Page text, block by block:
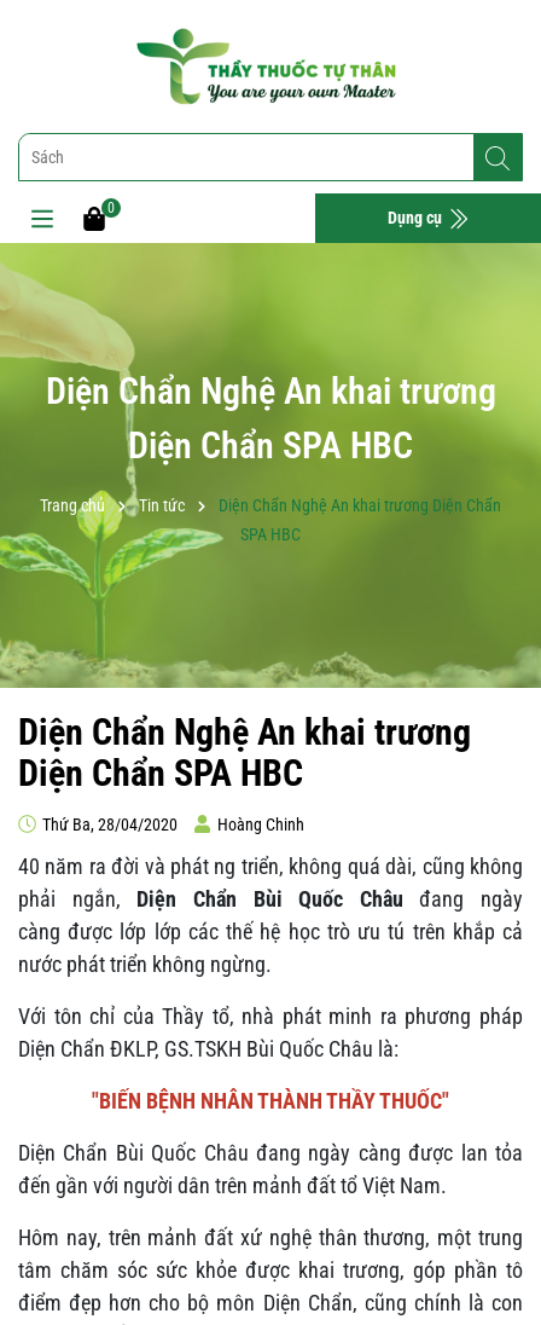
0 Dụng cụ
Diện Chẩn Nghệ An khai trương
Diện Chẩn SPA HBC
Trang chủ Tin tức
Diện Chẩn Nghệ An khai trương Diện Chẩn
SPA HBC
Diện Chẩn Nghệ An khai trương
Diện Chẩn SPA HBC
Thứ Ba, 28/04/2020 Hoàng Chinh
40 năm ra đời và phát ng triển, không quá dài, cũng không
phải ngắn, Diện Chẩn Bùi Quốc Châu đang ngày
càng được lớp lớp các thế hệ học trò ưu tú trên khắp cả
nước phát triển không ngừng.
Với tôn chỉ của Thầy tổ, nhà phát minh ra phương pháp
Diện Chẩn ĐKLP, GS.TSKH Bùi Quốc Châu là:
"BIẾN BỆNH NHÂN THÀNH THẦY THUỐC"
Diện Chẩn Bùi Quốc Châu đang ngày càng được lan tỏa
đến gần với người dân trên mảnh đất tổ Việt Nam.
Hôm nay, trên mảnh đất xứ nghệ thân thương, một trung
tâm chăm sóc sức khỏe được khai trương, góp phần tô
điểm đẹp hơn cho bộ môn Diện Chẩn, cũng chính là con